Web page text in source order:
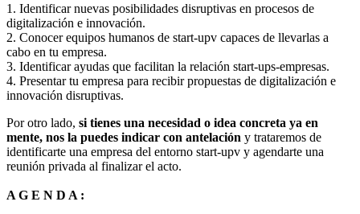
1. Identificar nuevas posibilidades disruptivas en procesos de
digitalización e innovación.
2. Conocer equipos humanos de start-upv capaces de llevarlas a
cabo en tu empresa.
3. Identificar ayudas que facilitan la relación start-ups-empresas.
4. Presentar tu empresa para recibir propuestas de digitalización e
innovación disruptivas.
Por otro lado, si tienes una necesidad o idea concreta ya en
mente, nos la puedes indicar con antelación y trataremos de
identificarte una empresa del entorno start-upv y agendarte una
reunión privada al finalizar el acto.
A G E N D A :